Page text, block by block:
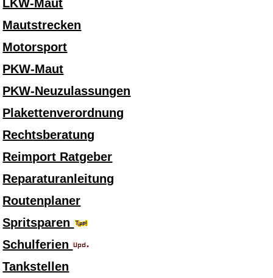
LKW-Maut
Mautstrecken
Motorsport
PKW-Maut
PKW-Neuzulassungen
Plakettenverordnung
Rechtsberatung
Reimport Ratgeber
Reparaturanleitung
Routenplaner
Spritsparen
Schulferien
Tankstellen